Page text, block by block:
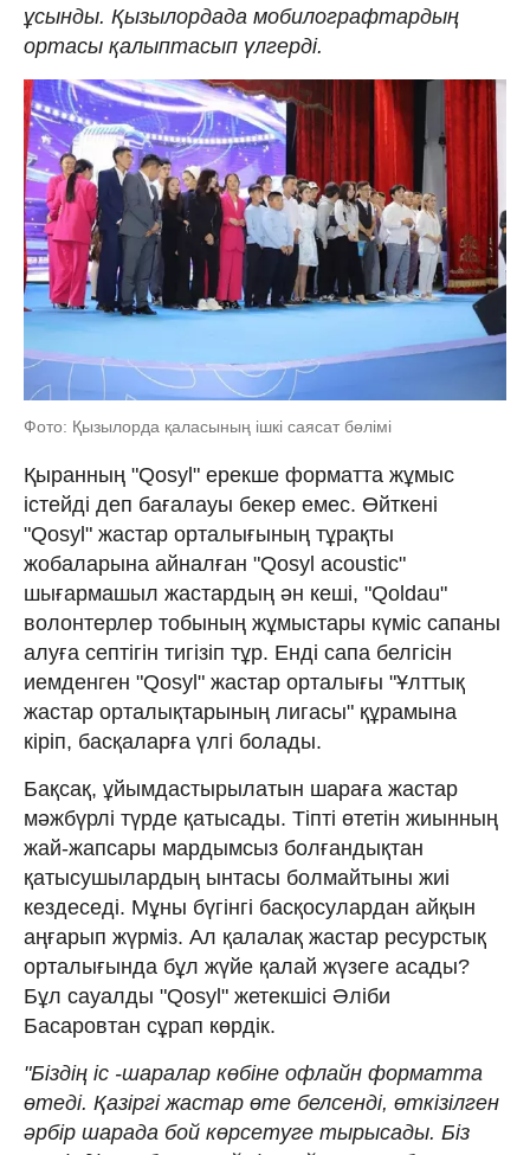
ұсынды. Қызылордада мобилографтардың
ортасы қалыптасып үлгерді.
Фото: Қызылорда қаласының ішкі саясат бөлімі
Қыранның "Qosyl" ерекше форматта жұмыс
істейді деп бағалауы бекер емес. Өйткені
"Qosyl" жастар орталығының тұрақты
жобаларына айналған "Qosyl acoustic"
шығармашыл жастардың ән кеші, "Qoldau"
волонтерлер тобының жұмыстары күміс сапаны
алуға септігін тигізіп тұр. Енді сапа белгісін
иемденген "Qosyl" жастар орталығы "Ұлттық
жастар орталықтарының лигасы" құрамына
кіріп, басқаларға үлгі болады.
Бақсақ, ұйымдастырылатын шараға жастар
мәжбүрлі түрде қатысады. Тіпті өтетін жиынның
жай-жапсары мардымсыз болғандықтан
қатысушылардың ынтасы болмайтыны жиі
кездеседі. Мұны бүгінгі басқосулардан айқын
аңғарып жүрміз. Ал қалалақ жастар ресурстық
орталығында бұл жүйе қалай жүзеге асады?
Бұл сауалды "Qosyl" жетекшісі Әліби
Басаровтан сұрап көрдік.
"Біздің іс -шаралар көбіне офлайн форматта
өтеді. Қазіргі жастар өте белсенді, өткізілген
әрбір шарада бой көрсетуге тырысады. Біз